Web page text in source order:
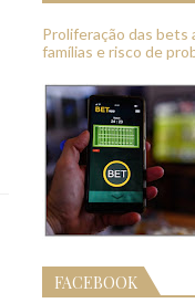
Proliferação das bets
famílias e risco de
FACEBOOK